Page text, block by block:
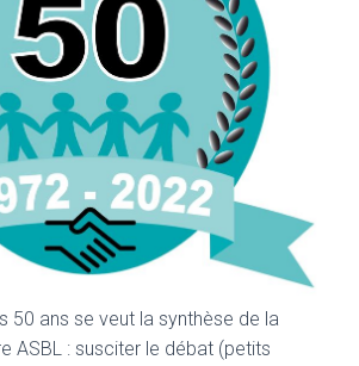
50 ans se veut la synthèse de la
ASBL : susciter le débat (petits